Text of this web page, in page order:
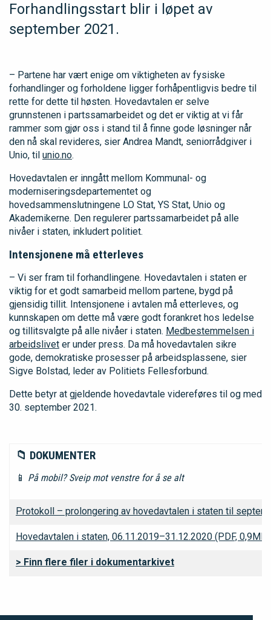
Forhandlingsstart blir i løpet av
september 2021.
– Partene har vært enige om viktigheten av fysiske
forhandlinger og forholdene ligger forhåpentligvis bedre til
rette for dette til høsten. Hovedavtalen er selve
grunnstenen i partssamarbeidet og det er viktig at vi får
rammer som gjør oss i stand til å finne gode løsninger når
den nå skal revideres, sier Andrea Mandt, seniorrådgiver i
Unio, til unio.no.
Hovedavtalen er inngått mellom Kommunal- og
moderniseringsdepartementet og
hovedsammenslutningene LO Stat, YS Stat, Unio og
Akademikerne. Den regulerer partssamarbeidet på alle
nivåer i staten, inkludert politiet.
Intensjonene må etterleves
– Vi ser fram til forhandlingene. Hovedavtalen i staten er
viktig for et godt samarbeid mellom partene, bygd på
gjensidig tillit. Intensjonene i avtalen må etterleves, og
kunnskapen om dette må være godt forankret hos ledelse
og tillitsvalgte på alle nivåer i staten. Medbestemmelsen i
arbeidslivet er under press. Da må hovedavtalen sikre
gode, demokratiske prosesser på arbeidsplassene, sier
Sigve Bolstad, leder av Politiets Fellesforbund.
Dette betyr at gjeldende hovedavtale videreføres til og med
30. september 2021.
📁 DOKUMENTER
📱 På mobil? Sveip mot venstre for å se alt
Protokoll – prolongering av hovedavtalen i staten til
Hovedavtalen i staten, 06.11.2019–31.12.2020 (PDF, 0,9MB)
> Finn flere filer i dokumentarkivet